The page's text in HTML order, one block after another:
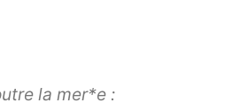
la mer*e :